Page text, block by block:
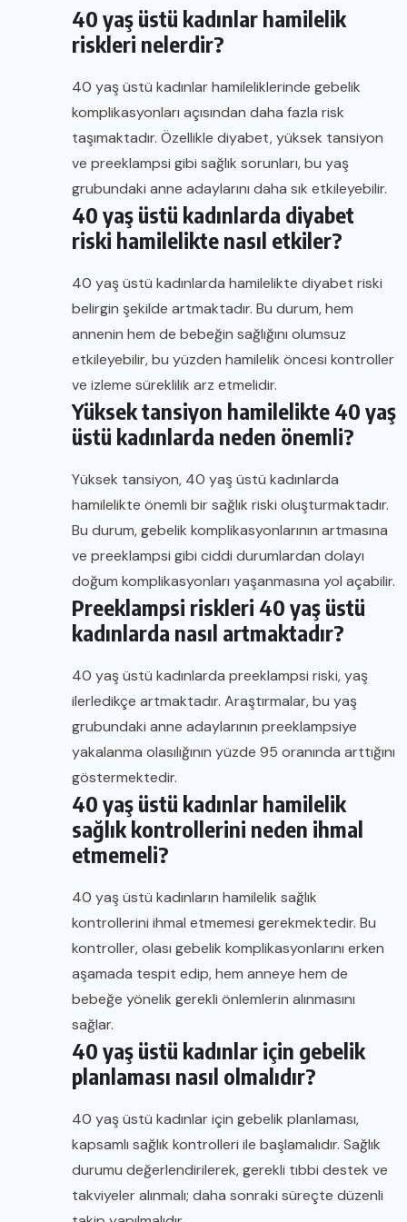
40 yaş üstü kadınlar hamilelik
riskleri nelerdir?
40 yaş üstü kadınlar hamileliklerinde gebelik
komplikasyonları açısından daha fazla risk
taşımaktadır. Özellikle diyabet, yüksek tansiyon
ve preeklampsi gibi sağlık sorunları, bu yaş
grubundaki anne adaylarını daha sık etkileyebilir.
40 yaş üstü kadınlarda diyabet
riski hamilelikte nasıl etkiler?
40 yaş üstü kadınlarda hamilelikte diyabet riski
belirgin şekilde artmaktadır. Bu durum, hem
annenin hem de bebeğin sağlığını olumsuz
etkileyebilir, bu yüzden hamilelik öncesi kontroller
ve izleme süreklilik arz etmelidir.
Yüksek tansiyon hamilelikte 40 yaş
üstü kadınlarda neden önemli?
Yüksek tansiyon, 40 yaş üstü kadınlarda
hamilelikte önemli bir sağlık riski oluşturmaktadır.
Bu durum, gebelik komplikasyonlarının artmasına
ve preeklampsi gibi ciddi durumlardan dolayı
doğum komplikasyonları yaşanmasına yol açabilir.
Preeklampsi riskleri 40 yaş üstü
kadınlarda nasıl artmaktadır?
40 yaş üstü kadınlarda preeklampsi riski, yaş
ilerledikçe artmaktadır. Araştırmalar, bu yaş
grubundaki anne adaylarının preeklampsiye
yakalanma olasılığının yüzde 95 oranında arttığını
göstermektedir.
40 yaş üstü kadınlar hamilelik
sağlık kontrollerini neden ihmal
etmemeli?
40 yaş üstü kadınların hamilelik sağlık
kontrollerini ihmal etmemesi gerekmektedir. Bu
kontroller, olası gebelik komplikasyonlarını erken
aşamada tespit edip, hem anneye hem de
bebeğe yönelik gerekli önlemlerin alınmasını
sağlar.
40 yaş üstü kadınlar için gebelik
planlaması nasıl olmalıdır?
40 yaş üstü kadınlar için gebelik planlaması,
kapsamlı sağlık kontrolleri ile başlamalıdır. Sağlık
durumu değerlendirilerek, gerekli tıbbi destek ve
takviyeler alınmalı; daha sonraki süreçte düzenli